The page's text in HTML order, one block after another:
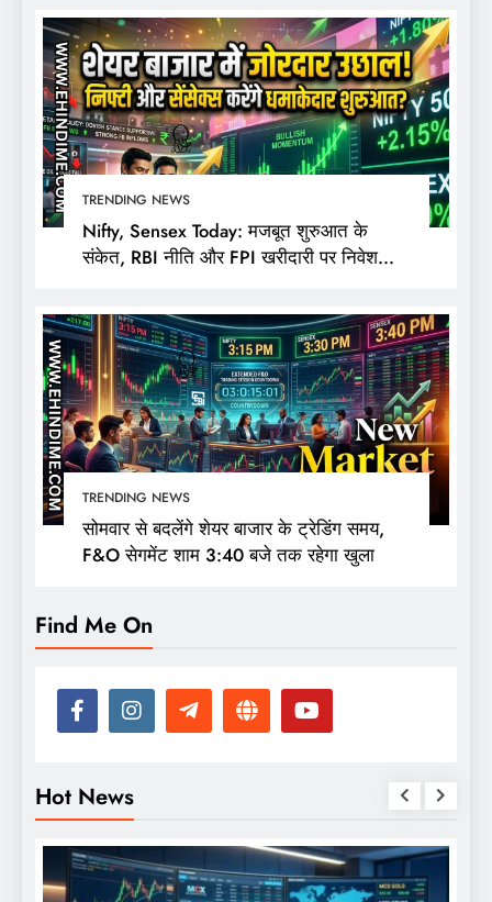
TRENDING NEWS
Nifty, Sensex Today: मजबूत शुरुआत के
संकेत, RBI नीति और FPI खरीदारी पर निवेशकों
TRENDING NEWS
सोमवार से बदलेंगे शेयर बाजार के ट्रेडिंग समय,
F&O सेगमेंट शाम 3:40 बजे तक रहेगा खुला
Find Me On
Hot News